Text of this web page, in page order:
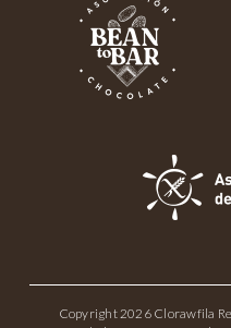
Copyright 2026 Clorawfila